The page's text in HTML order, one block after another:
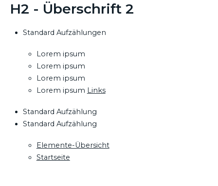
H2 - Überschrift 2
Standard Aufzählungen
Lorem ipsum
Lorem ipsum
Lorem ipsum
Lorem ipsum Links
Standard Aufzählung
Standard Aufzählung
Elemente-Übersicht
Startseite